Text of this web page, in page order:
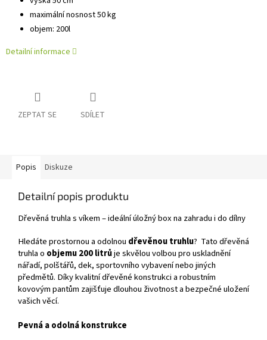
maximální nosnost 50 kg
objem: 200l
Detailní informace
ZEPTAT SE SDÍLET
Popis Diskuze
Detailní popis produktu
Dřevěná truhla s víkem – ideální úložný box na zahradu i do dílny
Hledáte prostornou a odolnou dřevěnou truhlu? Tato dřevěná
truhla o objemu 200 litrůje skvělou volbou pro uskladnění
nářadí, polštářů, dek, sportovního vybavení nebo jiných
předmětů. Díky kvalitní dřevěné konstrukci a robustním
kovovým pantům zajišťuje dlouhou životnost a bezpečné uložení
vašich věcí.
Pevná a odolná konstrukce